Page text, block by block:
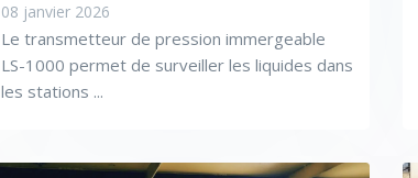
08 janvier 2026
Le transmetteur de pression immergeable
LS-1000 permet de surveiller les liquides dans
les stations ...